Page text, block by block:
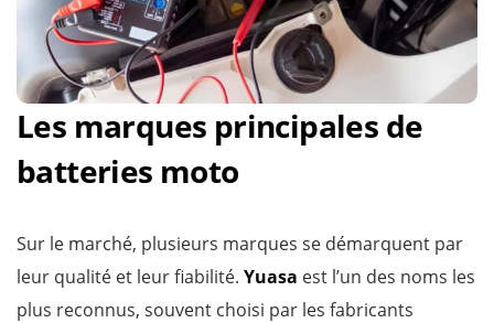
Les marques principales de
batteries moto
Sur le marché, plusieurs marques se démarquent par
leur qualité et leur fiabilité. Yuasa est l’un des noms les
plus reconnus, souvent choisi par les fabricants